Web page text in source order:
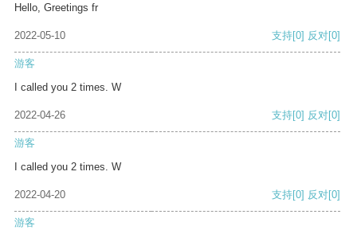
Hello, Greetings fr
2022-05-10 支持[0] 反对[0]
游客
I called you 2 times. W
2022-04-26 支持[0] 反对[0]
游客
I called you 2 times. W
2022-04-20 支持[0] 反对[0]
游客